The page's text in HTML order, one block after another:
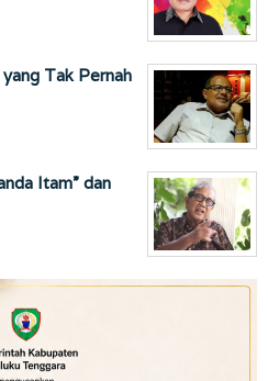
Tak Pernah
Itam” dan